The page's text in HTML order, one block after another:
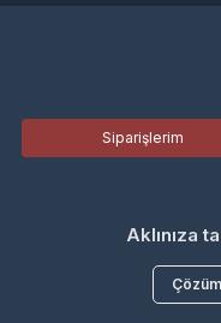
Siparişlerim
Aklınıza